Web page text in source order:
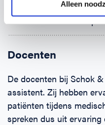
Alleen
(Brand-)wonden
Klein letsel aan:
Docenten
De docenten bij Schok
assistent. Zij hebben
patiënten tijdens
spreken dus uit ervaring